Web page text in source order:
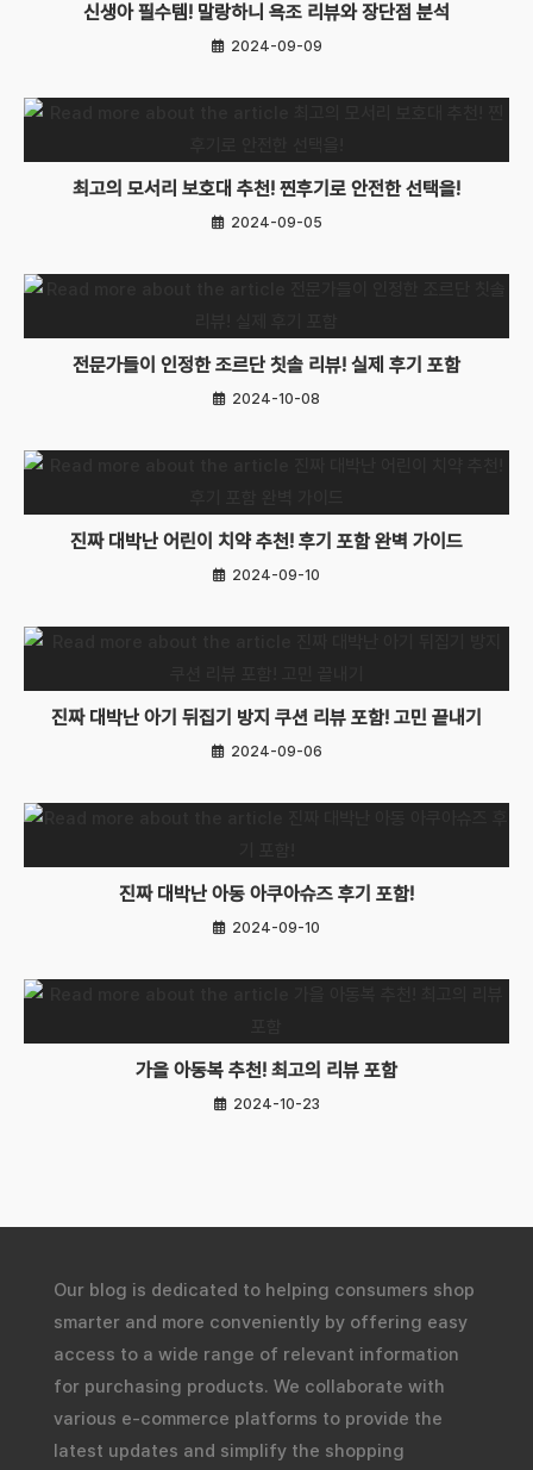
신생아 필수템! 말랑하니 욕조 리뷰와 장단점 분석
2024-09-09
최고의 모서리 보호대 추천! 찐후기로 안전한 선택을!
2024-09-05
전문가들이 인정한 조르단 칫솔 리뷰! 실제 후기 포함
2024-10-08
진짜 대박난 어린이 치약 추천! 후기 포함 완벽 가이드
2024-09-10
진짜 대박난 아기 뒤집기 방지 쿠션 리뷰 포함! 고민 끝내기
2024-09-06
진짜 대박난 아동 아쿠아슈즈 후기 포함!
2024-09-10
가을 아동복 추천! 최고의 리뷰 포함
2024-10-23
Our blog is dedicated to helping consumers shop
smarter and more conveniently by offering easy
access to a wide range of relevant information
for purchasing products. We collaborate with
various e-commerce platforms to provide the
latest updates and simplify the shopping